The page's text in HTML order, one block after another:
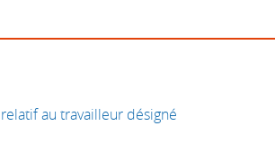
au travailleur désigné